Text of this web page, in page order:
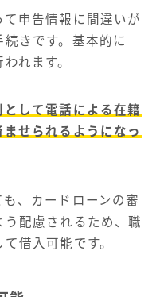
申告情報に間違いが
きです。基本的に
れます。
して電話による在籍
せられるようになっ
、カードローンの審
配慮されるため、職
借入可能です。